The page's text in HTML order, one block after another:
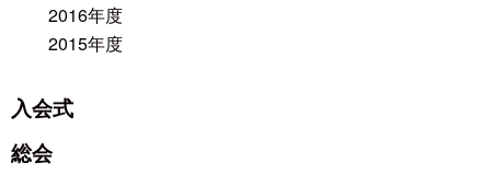
2016年度
2015年度
入会式
総会